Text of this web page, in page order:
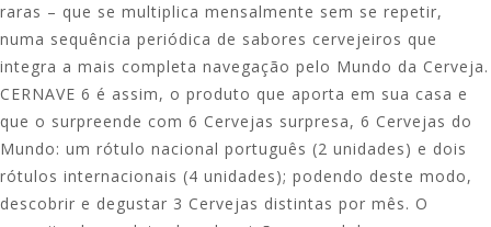
raras – que se multiplica mensalmente sem se repetir,
numa sequência periódica de sabores cervejeiros que
integra a mais completa navegação pelo Mundo da Cerveja.
CERNAVE 6 é assim, o produto que aporta em sua casa e
que o surpreende com 6 Cervejas surpresa, 6 Cervejas do
Mundo: um rótulo nacional português (2 unidades) e dois
rótulos internacionais (4 unidades); podendo deste modo,
descobrir e degustar 3 Cervejas distintas por mês. O